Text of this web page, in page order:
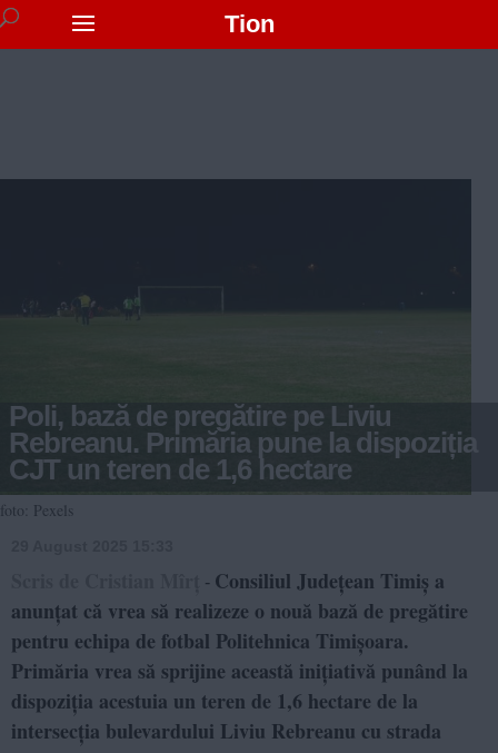
Tion
Poli, bază de pregătire pe Liviu
Rebreanu. Primăria pune la dispoziția
CJT un teren de 1,6 hectare
foto: Pexels
- Consiliul Județean Timiș a
anunțat că vrea să realizeze o nouă bază de pregătire
pentru echipa de fotbal Politehnica Timișoara.
Primăria vrea să sprijine această inițiativă punând la
dispoziția acestuia un teren de 1,6 hectare de la
intersecția bulevardului Liviu Rebreanu cu strada